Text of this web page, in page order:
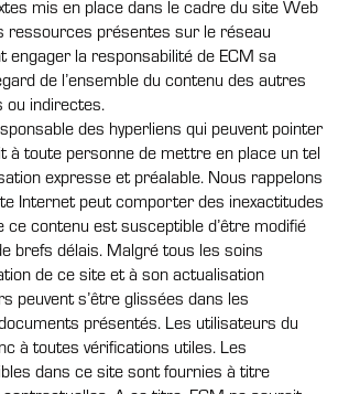
mis en place dans le cadre du site Web
ressources présentes sur le réseau
engager la responsabilité de ECM sa
de l’ensemble du contenu des autres
indirectes.
des hyperliens qui peuvent pointer
à toute personne de mettre en place un tel
expresse et préalable. Nous rappelons
Internet peut comporter des inexactitudes
ce contenu est susceptible d’être modifié
brefs délais. Malgré tous les soins
de ce site et à son actualisation
peuvent s’être glissées dans les
présentés. Les utilisateurs du
à toutes vérifications utiles. Les
dans ce site sont fournies à titre